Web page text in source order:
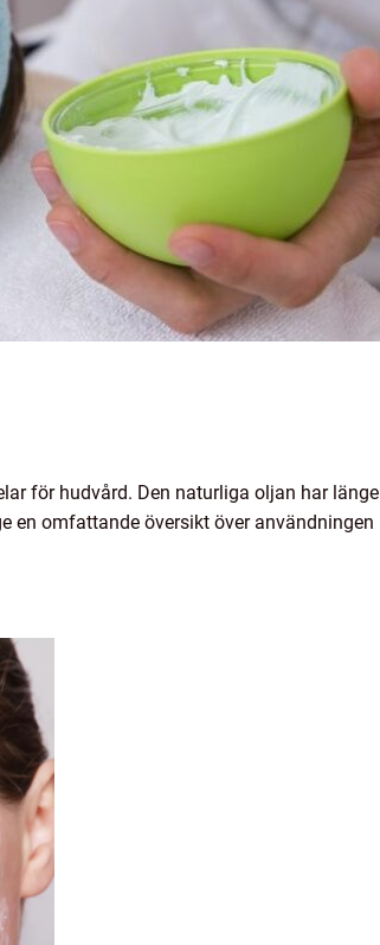
för hudvård. Den naturliga oljan har länge
en omfattande översikt över användningen